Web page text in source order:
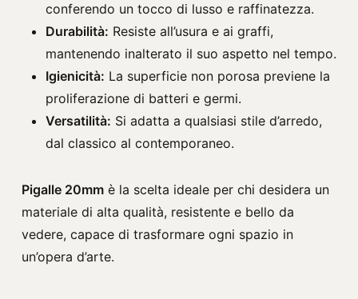
conferendo un tocco di lusso e raffinatezza.
Durabilità: Resiste all’usura e ai graffi,
mantenendo inalterato il suo aspetto nel tempo.
Igienicità: La superficie non porosa previene la
proliferazione di batteri e germi.
Versatilità: Si adatta a qualsiasi stile d’arredo,
dal classico al contemporaneo.
Pigalle 20mmè la scelta ideale per chi desidera un
materiale di alta qualità, resistente e bello da
vedere, capace di trasformare ogni spazio in
un’opera d’arte.